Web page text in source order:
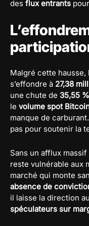
des flux entrants
Malgré cette
s’effondre à 27,38
une chute de 35,55 %
le volume spot
manque de
pas pour soutenir la
Sans un afflux
reste vulnérable aux
marché qui monte
absence de
il laisse la direction
spéculateurs sur